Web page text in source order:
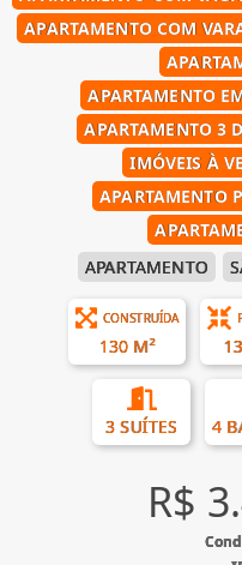
APARTAMENTO COM
APARTAMENTO
APARTAMENTO 3
IMÓVEIS À
APARTAMENTO
APARTAMENTO
CONSTRUÍDA
130 M²
3 SUÍTES 4
R$